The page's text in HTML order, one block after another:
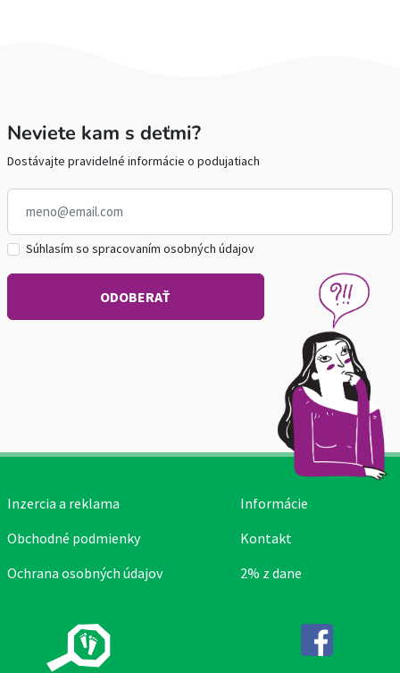
Neviete kam s deťmi?
Dostávajte pravidelné informácie o podujatiach
Súhlasím so spracovaním osobných údajov
Inzercia a reklama
Obchodné podmienky
Ochrana osobných údajov
Informácie
Kontakt
2% z dane